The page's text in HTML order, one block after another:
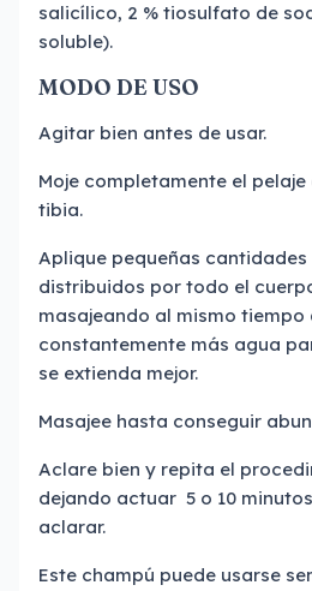
salicílico, 2 % tiosulfato de
soluble).
MODO DE USO
Agitar bien antes de usar.
Moje completamente el
tibia.
Aplique pequeñas
distribuidos por todo el
masajeando al mismo tiempo
constantemente más agua
se extienda mejor.
Masajee hasta conseguir
Aclare bien y repita el
dejando actuar 5 o 10
aclarar.
Este champú puede usarse